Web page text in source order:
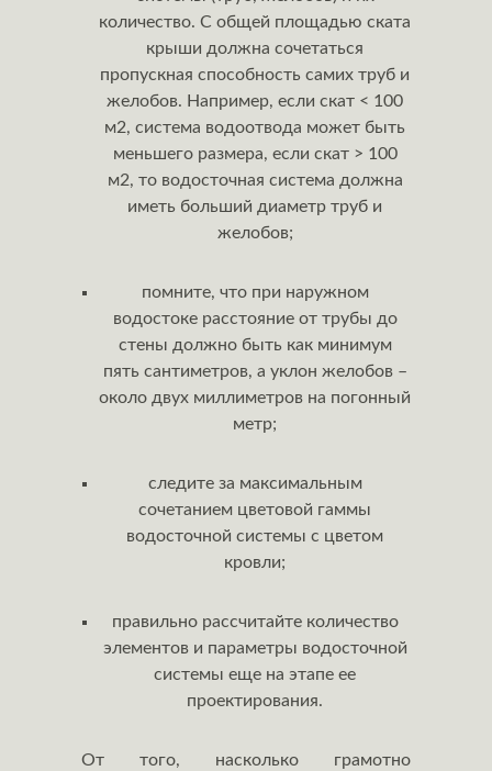
количество. С общей площадью ската
крыши должна сочетаться
пропускная способность самих труб и
желобов. Например, если скат < 100
м2, система водоотвода может быть
меньшего размера, если скат > 100
м2, то водосточная система должна
иметь больший диаметр труб и
желобов;
помните, что при наружном
водостоке расстояние от трубы до
стены должно быть как минимум
пять сантиметров, а уклон желобов –
около двух миллиметров на погонный
метр;
следите за максимальным
сочетанием цветовой гаммы
водосточной системы с цветом
кровли;
правильно рассчитайте количество
элементов и параметры водосточной
системы еще на этапе ее
проектирования.
От того, насколько грамотно